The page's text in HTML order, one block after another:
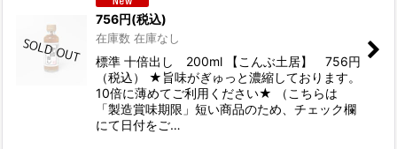
756円(税込)
在庫数 在庫なし
標準 十倍出し 200ml 【こんぶ土居】 756円
（税込） ★旨味がぎゅっと濃縮しております。
10倍に薄めてご利用ください★ （こちらは
「製造賞味期限」短い商品のため、チェック欄
にて日付をご…